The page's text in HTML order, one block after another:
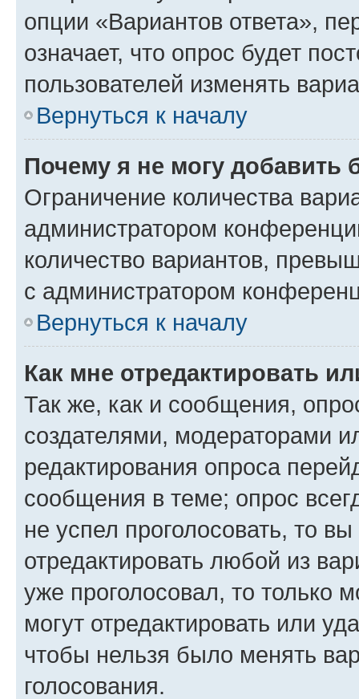
опции «Вариантов ответа»,
означает, что опрос будет
пользователей изменять
Вернуться к началу
Почему я не могу добавить
Ограничение количества
администратором
количество вариантов,
с администратором
Вернуться к началу
Как мне отредактировать
Так же, как и сообщения,
создателями, модераторами
редактирования опроса
сообщения в теме; опрос
не успел проголосовать, то
отредактировать любой из
уже проголосовал, то только
могут отредактировать или
чтобы нельзя было менять
голосования.